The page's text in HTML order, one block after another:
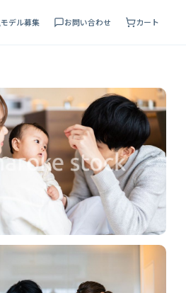
モデル募集 お問い合わせ カート